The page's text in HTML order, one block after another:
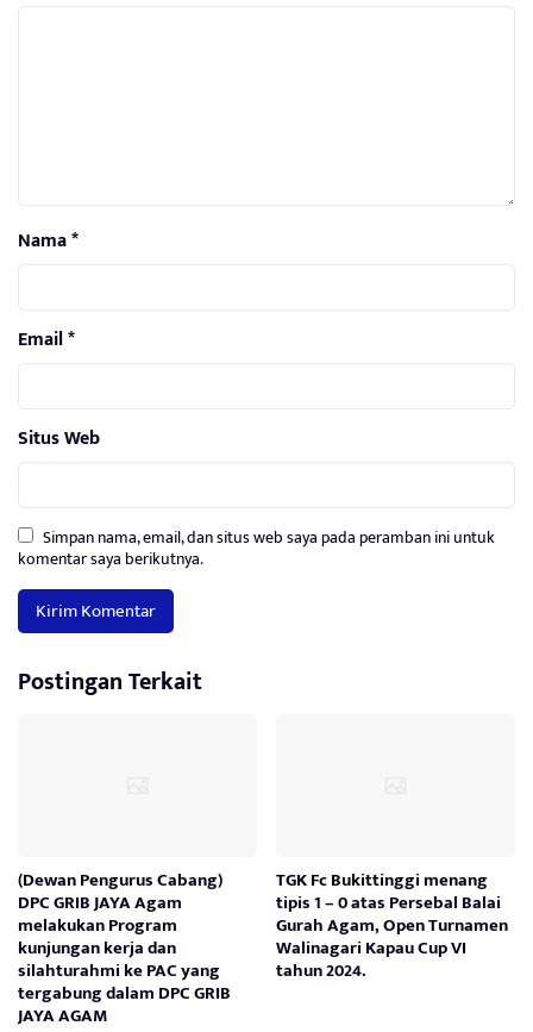
Nama*
Email*
Situs Web
Simpan nama, email, dan situs web saya pada peramban ini untuk
komentar saya berikutnya.
Postingan Terkait
(Dewan Pengurus Cabang)
DPC GRIB JAYA Agam
melakukan Program
kunjungan kerja dan
silahturahmi ke PAC yang
tergabung dalam DPC GRIB
JAYA AGAM
TGK Fc Bukittinggi menang
tipis 1 – 0 atas Persebal Balai
Gurah Agam, Open Turnamen
Walinagari Kapau Cup VI
tahun 2024.